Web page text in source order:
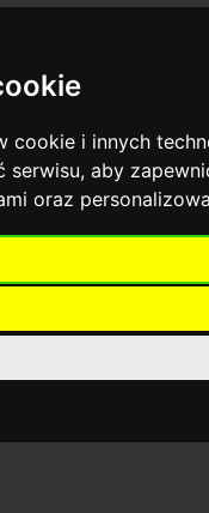
cookie i innych
serwisu,aby
oraz
OszczędzaniePorady
w mBanku